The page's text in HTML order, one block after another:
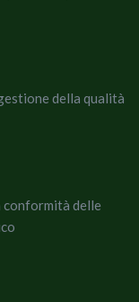
della qualità
delle